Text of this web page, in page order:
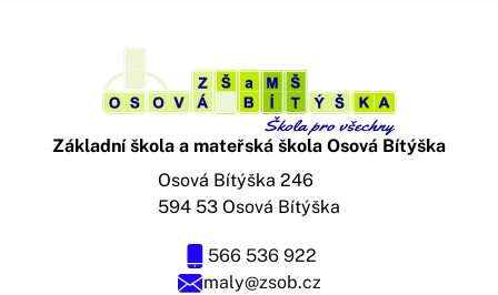
Základní škola a mateřská škola Osová Bítýška
maly@zsob.cz
566 536 922
Osová Bítýška 246
594 53 Osová Bítýška